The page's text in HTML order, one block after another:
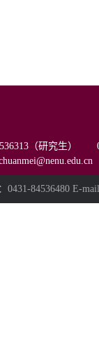
（研究生）
84536480 E-